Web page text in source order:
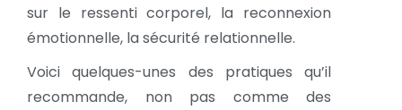
sur le ressenti corporel, la reconnexion
émotionnelle, la sécurité relationnelle.
Voici quelques-unes des pratiques qu’il
recommande, non pas comme des